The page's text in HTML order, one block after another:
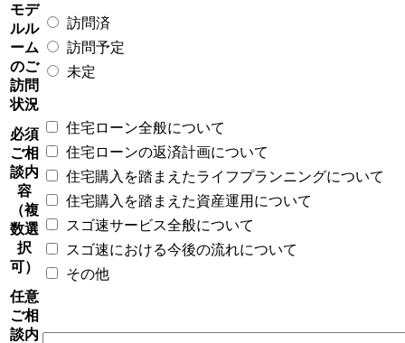
モデ
ルル
ーム
のご
訪問
状況
訪問済
訪問予定
未定
必須
ご相
談内
容
（複
数選
択
可）
住宅ローン全般について
住宅ローンの返済計画について
住宅購入を踏まえたライフプランニングについて
住宅購入を踏まえた資産運用について
スゴ速サービス全般について
スゴ速における今後の流れについて
その他
任意
ご相
談内